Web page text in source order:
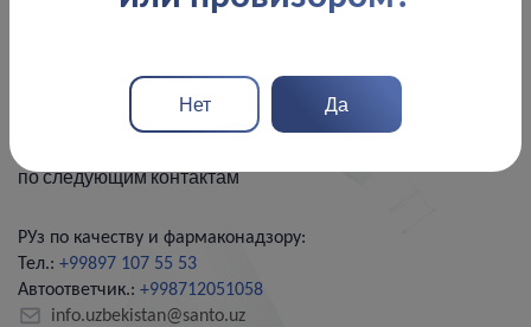
Фармаконадзор
Информацию о побочных действиях лекарственных
по следующим контактам
РУз по качеству и фармаконадзору:
Тел.: +99897 107 55 53
Автоответчик.: +998712051058
info.uzbekistan@santo.uz
Нет Да